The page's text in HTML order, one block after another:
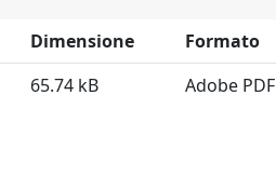
Dimensione
Formato
65.74 kB Adobe PDF